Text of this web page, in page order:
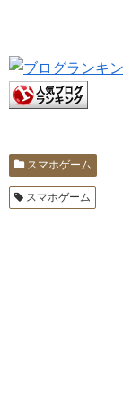
スマホゲーム
スマホゲーム